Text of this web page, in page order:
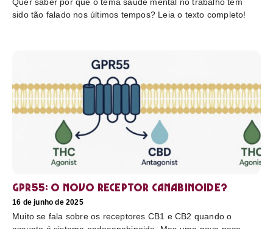
sido tão falado nos últimos tempos? Leia o texto completo!
GPR55: o novo receptor canabinoide?
16 de junho de 2025
Muito se fala sobre os receptores CB1 e CB2 quando o